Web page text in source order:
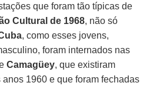
que foram tão típicas de
Cultural de 1968, não só
, como esses jovens,
foram internados nas
Camagüey, que existiram
1960 e que foram fechadas